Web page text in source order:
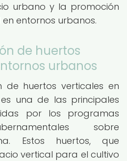
urbano y la promoción
entornos urbanos.
de huertos
urbanos
de huertos verticales en
una de las principales
por los programas
sobre
Estos huertos, que
vertical para el cultivo